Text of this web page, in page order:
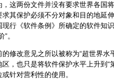
两份文件并没有要求世界各国将
求其保护必须不分对象和目的地延
现行《软件条例》所确定的软件知
。
改意见之所以被称为“超世界水
区，也只是将软件保护水平上升到
针对营利性的使用。